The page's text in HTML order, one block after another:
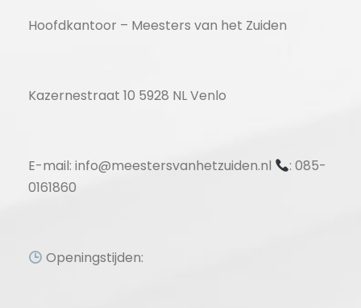
Hoofdkantoor – Meesters van het Zuiden
Kazernestraat 10 5928 NL Venlo
E-mail: info@meestersvanhetzuiden.nl
: 085-
0161860
Openingstijden: